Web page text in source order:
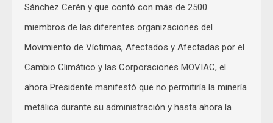
Sánchez Cerén y que contó con más de 2500
miembros de las diferentes organizaciones del
Movimiento de Víctimas, Afectados y Afectadas por el
Cambio Climático y las Corporaciones MOVIAC, el
ahora Presidente manifestó que no permitiría la minería
metálica durante su administración y hasta ahora la